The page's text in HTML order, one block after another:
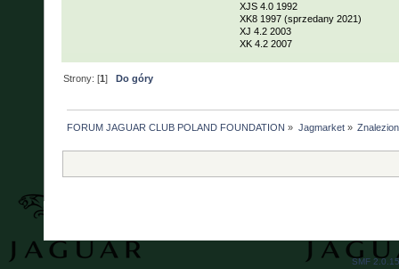
XJS 4.0 1992
XK8 1997 (sprzedany 2021)
XJ 4.2 2003
XK 4.2 2007
Strony: [1] Do góry
FORUM JAGUAR CLUB POLAND FOUNDATION » Jagmarket»
SMF 2.0.15